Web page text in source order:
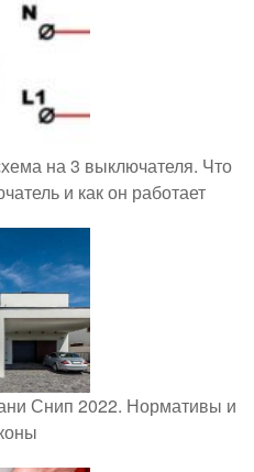
на 3 выключателя. Что
и как он работает
Снип 2022. Нормативы и